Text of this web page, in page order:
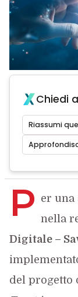
Chiedi
Riassumi
P er una
nella
Digitale –
del progetto